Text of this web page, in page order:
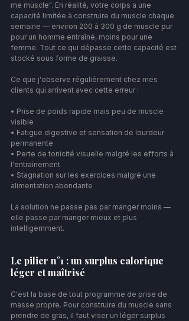
me muscle". En réalité, votre corps a une
capacité limitée à construire du muscle chaque
semaine — environ 200 à 300 g de muscle pur
pour un homme entraîné, moins pour une
femme. Tout ce qui dépasse cette capacité est
stocké sous forme de graisse.
Ce que j'observe régulièrement chez mes
clients qui arrivent avec cette erreur :
• Prise de poids rapide mais peu de muscle
visible
• Fatigue digestive et sensation de lourdeur
permanente
• Perte de tonicité visuelle malgré les efforts à
l'entraînement
• Stagnation sur les exercices malgré une
alimentation abondante
La solution ne passe pas par manger moins —
elle passe par manger mieux et plus
intelligemment.
Le pilier n°1 : un surplus calorique
léger et maîtrisé
C'est la base de tout programme de prise de
masse propre. Pour construire du muscle sans
prendre de gras, il faut viser un léger surplus